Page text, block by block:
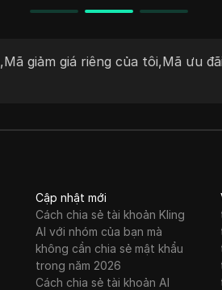
cung cấp trải nghiệm liền mạch và
,Mã giảm giá riêng của tôi,Mã ưu đãi
Cập nhật mới
Cách chia sẻ tài khoản Kling
AI với nhóm của bạn mà
không cần chia sẻ mật khẩu
trong năm 2026
Cách chia sẻ tài khoản AI